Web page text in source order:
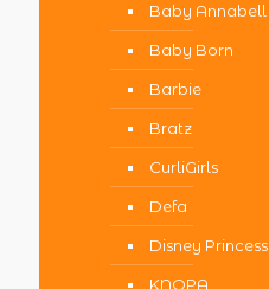
Baby Annabell
Baby Born
Barbie
Bratz
CurliGirls
Defa
Disney Princess
KNOPA